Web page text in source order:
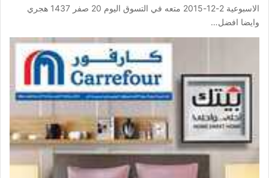
الاسبوعية 2-12-2015 متعه في التسوق اليوم 20 صفر 1437 هجري
وايضا افضل…